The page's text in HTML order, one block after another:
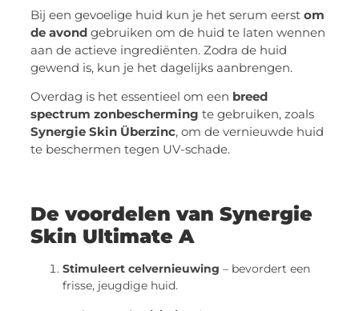
Bij een gevoelige huid kun je het serum eerstom
de avond gebruiken om de huid te laten wennen
aan de actieve ingrediënten. Zodra de huid
gewend is, kun je het dagelijks aanbrengen.
Overdag is het essentieel om een breed
spectrum zonbescherming te gebruiken, zoals
Synergie Skin Überzinc, om de vernieuwde huid
te beschermen tegen UV-schade.
De voordelen van Synergie
Skin Ultimate A
Stimuleert celvernieuwing – bevordert een
frisse, jeugdige huid.